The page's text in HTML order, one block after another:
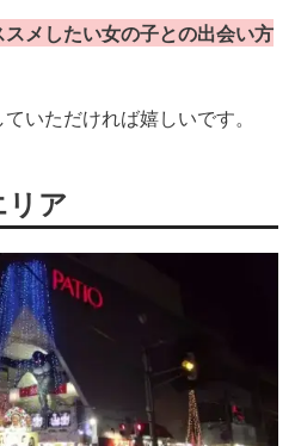
スメしたい女の子との出会い方
いただければ嬉しいです。
ア